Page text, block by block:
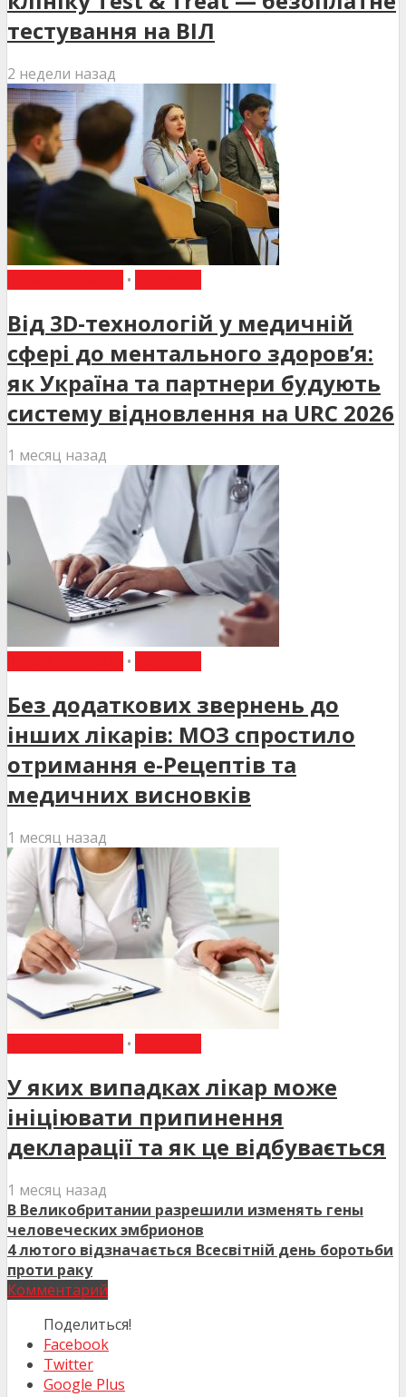
тестування на ВІЛ
2 недели назад
•
Від 3D-технологій у медичній
сфері до ментального здоров’я:
як Україна та партнери будують
систему відновлення на URC 2026
1 месяц назад
•
Без додаткових звернень до
інших лікарів: МОЗ спростило
отримання е-Рецептів та
медичних висновків
1 месяц назад
•
У яких випадках лікар може
ініціювати припинення
декларації та як це відбувається
1 месяц назад
В Великобритании разрешили изменять гены
человеческих эмбрионов
4 лютого відзначається Всесвітній день боротьби
проти раку
Комментарий
Поделиться!
Facebook
Twitter
Google Plus